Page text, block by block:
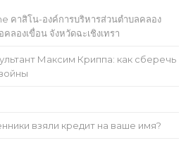
คาสิโน-องค์การบริหารส่วนตำบลคลอง
ลองเขื่อน จังหวัดฉะเชิงเทรา
Максим Криппа: как сберечь
взяли кредит на ваше имя?